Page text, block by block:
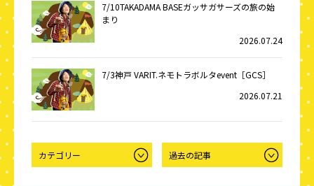
7/10TAKADAMA BASEガッサガサーズの旅の始
まり
2026.07.24
7/3神戸 VARIT.ネモトラボルタevent［GCS］
2026.07.21